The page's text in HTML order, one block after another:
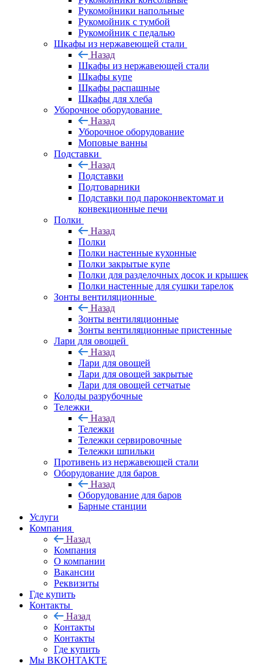
Рукомойники напольные
Рукомойник с тумбой
Рукомойник с педалью
Шкафы из нержавеющей стали
Назад
Шкафы из нержавеющей стали
Шкафы купе
Шкафы распашные
Шкафы для хлеба
Уборочное оборудование
Назад
Уборочное оборудование
Моповые ванны
Подставки
Назад
Подставки
Подтоварники
Подставки под пароконвектомат и
конвекционные печи
Полки
Назад
Полки
Полки настенные кухонные
Полки закрытые купе
Полки для разделочных досок и крышек
Полки настенные для сушки тарелок
Зонты вентиляционные
Назад
Зонты вентиляционные
Зонты вентиляционные пристенные
Лари для овощей
Назад
Лари для овощей
Лари для овощей закрытые
Лари для овощей сетчатые
Колоды разрубочные
Тележки
Назад
Тележки
Тележки сервировочные
Тележки шпильки
Противень из нержавеющей стали
Оборудование для баров
Назад
Оборудование для баров
Барные станции
Услуги
Компания
Назад
Компания
О компании
Вакансии
Реквизиты
Где купить
Контакты
Назад
Контакты
Контакты
Где купить
Мы ВКОНТАКТЕ